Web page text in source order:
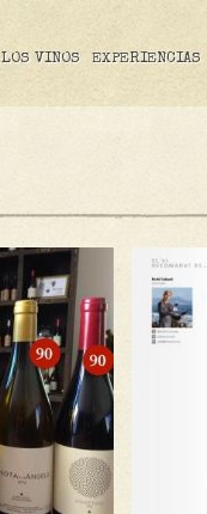
LOS VINOS EXPERIENCIAS